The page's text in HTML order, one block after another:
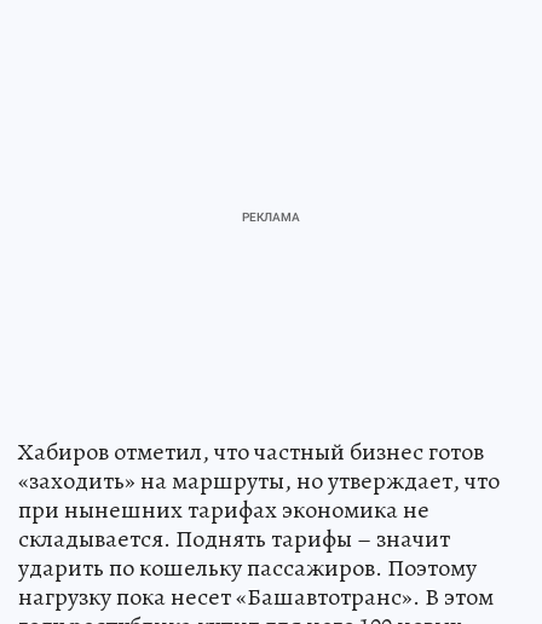
Хабиров отметил, что частный бизнес готов
«заходить» на маршруты, но утверждает, что
при нынешних тарифах экономика не
складывается. Поднять тарифы – значит
ударить по кошельку пассажиров. Поэтому
нагрузку пока несет «Башавтотранс». В этом